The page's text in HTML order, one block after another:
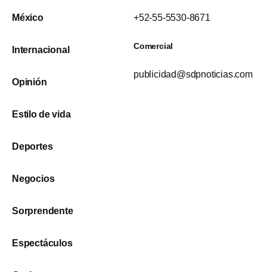
México
Internacional
Opinión
Estilo de vida
Deportes
Negocios
Sorprendente
Espectáculos
+52-55-5530-8671
Comercial
publicidad@sdpnoticias.com